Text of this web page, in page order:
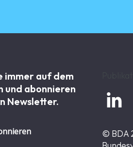
immer auf dem
und abonnieren
Newsletter.

© BDA